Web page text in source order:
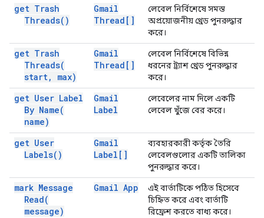
get Trash
Threads( )
Gmail
Thread[]
লেবেল নির্বিশেষে সমস্ত
অপ্রয়োজনীয় থ্রেড পুনরুদ্ধার
করে।
get Trash
Threads(
start, max)
Gmail
Thread[]
লেবেল নির্বিশেষে বিভিন্ন
ধরনের ট্র্যাশ থ্রেড পুনরুদ্ধার
করে।
get User Label
By Name(
name)
Gmail
Label
লেবেলের নাম দিলে একটি
লেবেল খুঁজে বের করে।
get User
Labels( )
Gmail
Label[]
ব্যবহারকারী কর্তৃক তৈরি
লেবেলগুলোর একটি তালিকা
পুনরুদ্ধার করে।
mark Message
Read(
message)
Gmail App
এই বার্তাটিকে পঠিত হিসেবে
চিহ্নিত করে এবং বার্তাটি
রিফ্রেশ করতে বাধ্য করে।